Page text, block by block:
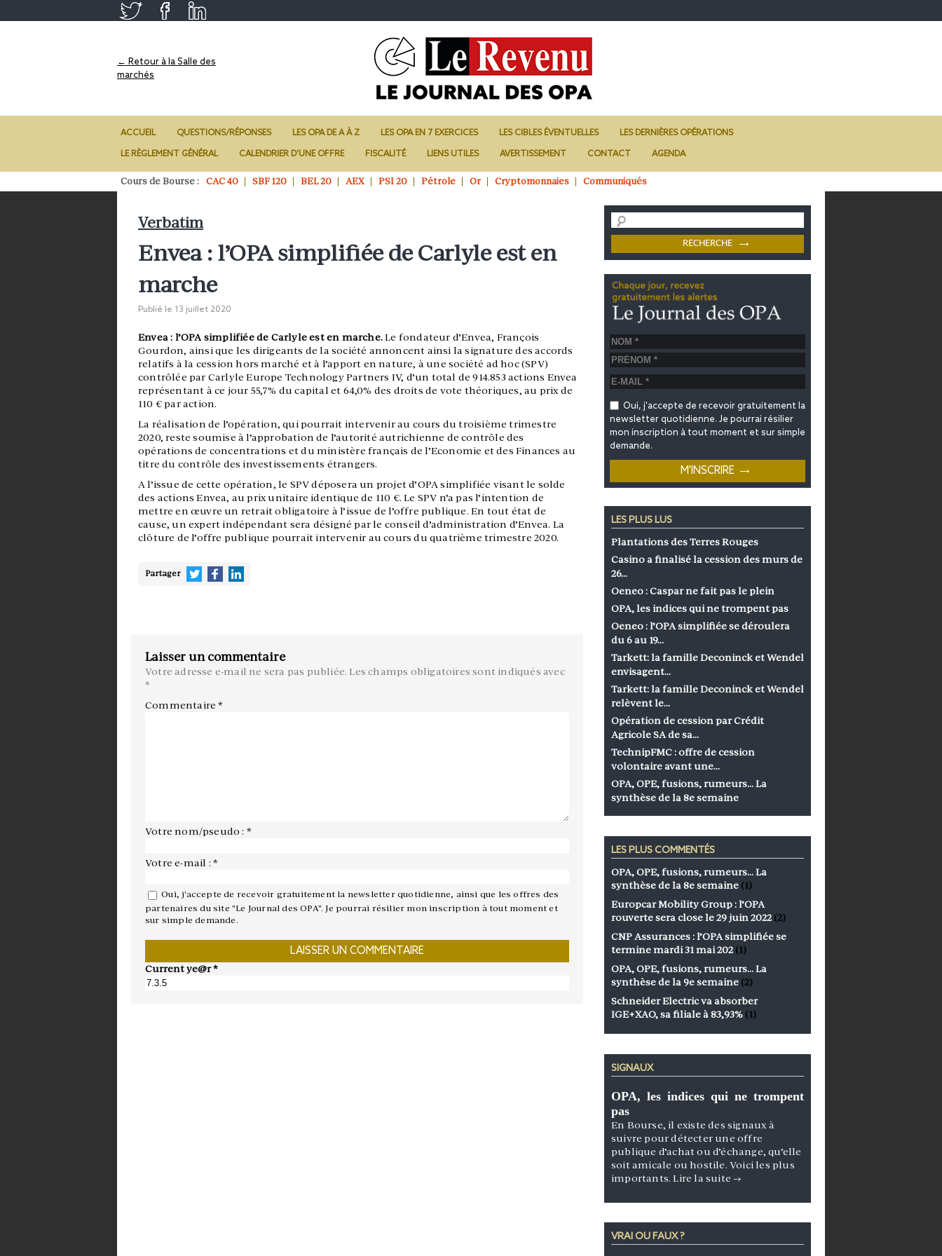
← Retour à la Salle des
marchés
ACCUEIL QUESTIONS/RÉPONSES LES OPA DE A À Z LES OPA EN 7 EXERCICES LES CIBLES ÉVENTUELLES LES DERNIÈRES OPÉRATIONS
LE RÈGLEMENT GÉNÉRAL CALENDRIER D’UNE OFFRE FISCALITÉ LIENS UTILES AVERTISSEMENT CONTACT AGENDA
Cours de Bourse : CAC 40 SBF 120 BEL 20 AEX PSI 20 Pétrole Or Cryptomonnaies Communiqués
Verbatim
Envea : l’OPA simplifiée de Carlyle est en
marche
Publié le 13 juillet 2020
Envea : l’OPA simplifiée de Carlyle est en marche.Le fondateur d’Envea, François
Gourdon, ainsi que les dirigeants de la société annoncent ainsi la signature des accords
relatifs à la cession hors marché et à l’apport en nature, à une société ad hoc (SPV)
contrôlée par Carlyle Europe Technology Partners IV, d’un total de 914.853 actions Envea
représentant à ce jour 55,7% du capital et 64,0% des droits de vote théoriques, au prix de
110 € par action.
La réalisation de l’opération, qui pourrait intervenir au cours du troisième trimestre
2020, reste soumise à l’approbation de l’autorité autrichienne de contrôle des
opérations de concentrations et du ministère français de l’Economie et des Finances au
titre du contrôle des investissements étrangers.
A l’issue de cette opération, le SPV déposera un projet d’OPA simplifiée visant le solde
des actions Envea, au prix unitaire identique de 110 €. Le SPV n’a pas l’intention de
mettre en œuvre un retrait obligatoire à l’issue de l’offre publique. En tout état de
cause, un expert indépendant sera désigné par le conseil d’administration d’Envea. La
clôture de l’offre publique pourrait intervenir au cours du quatrième trimestre 2020.
Partager
Laisser un commentaire
Votre adresse e-mail ne sera pas publiée. Les champs obligatoires sont indiqués avec
*
Commentaire*
Votre nom/pseudo : *
Votre e-mail : *
Oui, j'accepte de recevoir gratuitement la newsletter quotidienne, ainsi que les offres des
partenaires du site "Le Journal des OPA". Je pourrai résilier mon inscription à tout moment et
sur simple demande.
Current ye@r*
Oui, j'accepte de recevoir gratuitement la
newsletter quotidienne. Je pourrai résilier
mon inscription à tout moment et sur simple
demande.
LES PLUS LUS
Plantations des Terres Rouges
Casino a finalisé la cession des murs de
26…
Oeneo : Caspar ne fait pas le plein
OPA, les indices qui ne trompent pas
Oeneo : l’OPA simplifiée se déroulera
du 6 au 19…
Tarkett: la famille Deconinck et Wendel
envisagent…
Tarkett: la famille Deconinck et Wendel
relèvent le…
Opération de cession par Crédit
Agricole SA de sa…
TechnipFMC : offre de cession
volontaire avant une…
OPA, OPE, fusions, rumeurs… La
synthèse de la 8e semaine
LES PLUS COMMENTÉS
OPA, OPE, fusions, rumeurs… La
synthèse de la 8e semaine (1)
Europcar Mobility Group : l’OPA
rouverte sera close le 29 juin 2022 (2)
CNP Assurances : l’OPA simplifiée se
termine mardi 31 mai 202 (1)
OPA, OPE, fusions, rumeurs… La
synthèse de la 9e semaine (2)
Schneider Electric va absorber
IGE+XAO, sa filiale à 83,93% (1)
SIGNAUX
OPA, les indices qui ne trompent
pas
En Bourse, il existe des signaux à
suivre pour détecter une offre
publique d’achat ou d’échange, qu’elle
soit amicale ou hostile. Voici les plus
importants.Lire la suite →
VRAI OU FAUX ?